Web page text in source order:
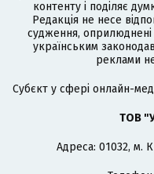
контенту і поділяє
Редакція не несе
судження, оприлюднені
українським
реклами
Cубєкт у сфері онлайн-
ТОВ
Адреса: 01032, м.